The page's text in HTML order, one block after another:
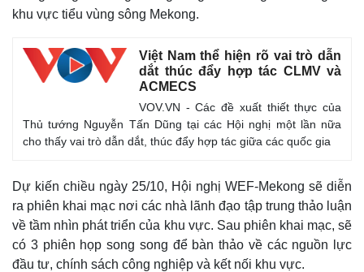
khu vực tiểu vùng sông Mekong.
Việt Nam thể hiện rõ vai trò dẫn
dắt thúc đẩy hợp tác CLMV và
ACMECS
VOV.VN - Các đề xuất thiết thực của
Thủ tướng Nguyễn Tấn Dũng tại các Hội nghị một lần nữa
cho thấy vai trò dẫn dắt, thúc đẩy hợp tác giữa các quốc gia
Dự kiến chiều ngày 25/10, Hội nghị WEF-Mekong sẽ diễn
ra phiên khai mạc nơi các nhà lãnh đạo tập trung thảo luận
về tầm nhìn phát triển của khu vực. Sau phiên khai mạc, sẽ
có 3 phiên họp song song để bàn thảo về các nguồn lực
đầu tư, chính sách công nghiệp và kết nối khu vực.